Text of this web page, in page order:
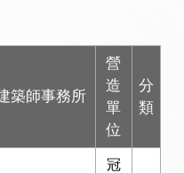
築師事務所
營
造
單
位
分
類
冠